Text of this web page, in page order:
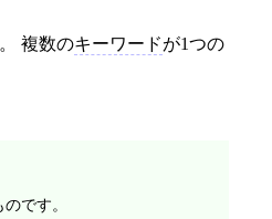
複数のキーワードが1つの
です。